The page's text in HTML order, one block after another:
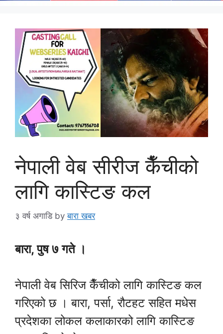
नेपाली वेब सीरीज कैँचीको
लागि कास्टिङ कल
३ वर्ष अगाडि byबारा खबर
बारा, पुष ७ गते ।
नेपाली वेब सिरिज कैँचीको लागि कास्टिङ कल
गरिएको छ । बारा, पर्सा, रौटहट सहित मधेस
प्रदेशका लोकल कलाकारको लागि कास्टिङ